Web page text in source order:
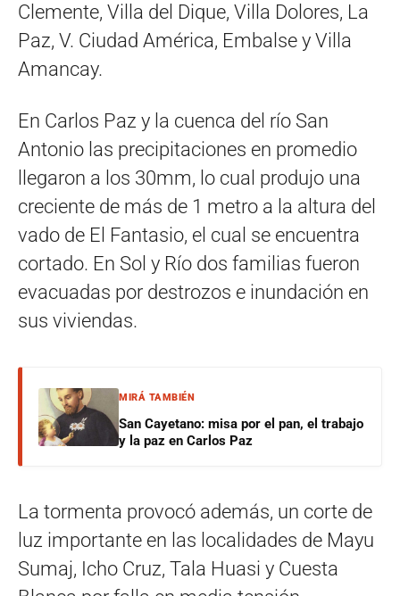
Clemente, Villa del Dique, Villa Dolores, La
Paz, V. Ciudad América, Embalse y Villa
Amancay.
En Carlos Paz y la cuenca del río San
Antonio las precipitaciones en promedio
llegaron a los 30mm, lo cual produjo una
creciente de más de 1 metro a la altura del
vado de El Fantasio, el cual se encuentra
cortado. En Sol y Río dos familias fueron
evacuadas por destrozos e inundación en
sus viviendas.
MIRÁ TAMBIÉN
San Cayetano: misa por el pan, el trabajo
y la paz en Carlos Paz
La tormenta provocó además, un corte de
luz importante en las localidades de Mayu
Sumaj, Icho Cruz, Tala Huasi y Cuesta